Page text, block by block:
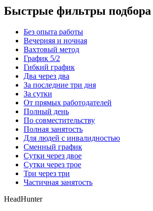
Быстрые фильтры подбора
Без опыта работы
Вечерняя и ночная
Вахтовый метод
График 5/2
Гибкий график
Два через два
За последние три дня
За сутки
От прямых работодателей
Полный день
По совместительству
Полная занятость
Для людей с инвалидностью
Сменный график
Сутки через двое
Сутки через трое
Три через три
Частичная занятость
HeadHunter